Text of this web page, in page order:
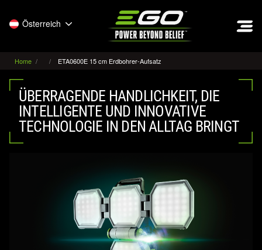
Österreich
Home ETA0600E 15 cm Erdbohrer-Aufsatz
ÜBERRAGENDE HANDLICHKEIT, DIE
INTELLIGENTE UND INNOVATIVE
TECHNOLOGIE IN DEN ALLTAG BRINGT